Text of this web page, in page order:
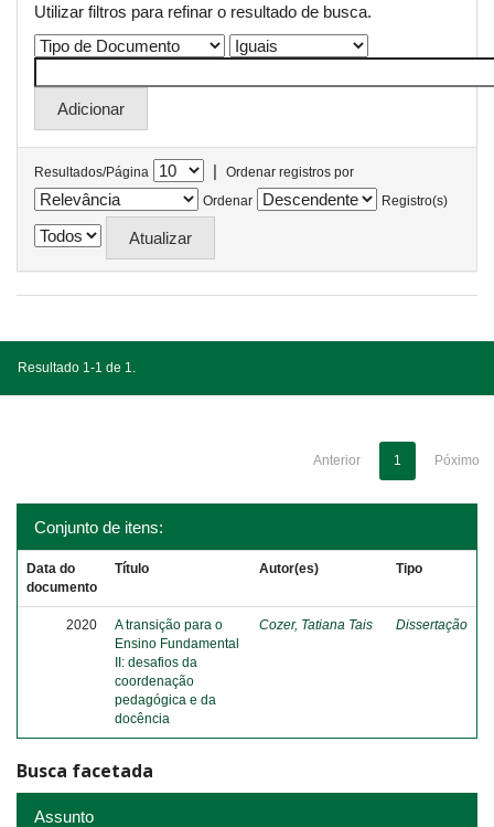
Utilizar filtros para refinar o resultado de busca.
Resultados/Página |
Ordenar registros por
Ordenar
Registro(s)
Resultado 1-1 de 1.
Anterior 1 Póximo
Conjunto de itens:
Data do
documento
Título Autor(es) Tipo
2020
A transição para o
Ensino Fundamental
II: desafios da
coordenação
pedagógica e da
docência
Cozer, Tatiana Tais Dissertação
Busca facetada
Assunto